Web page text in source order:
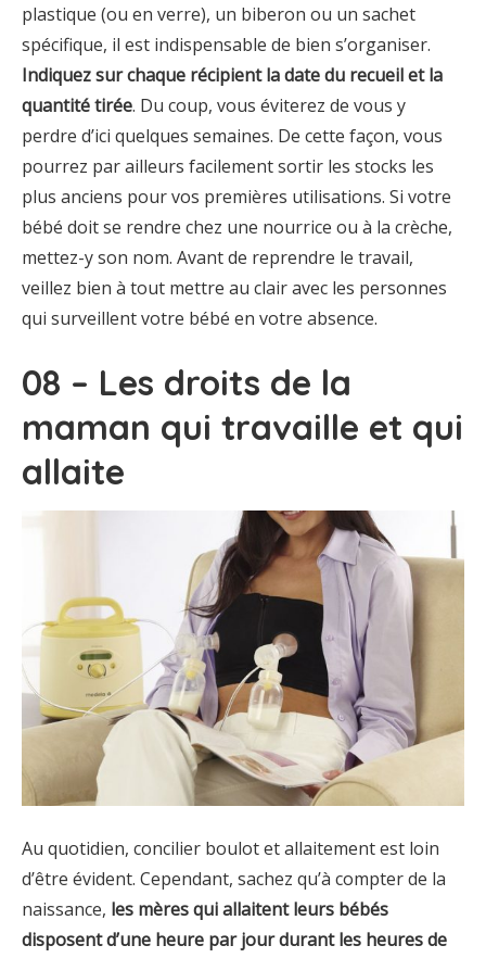
plastique (ou en verre), un biberon ou un sachet
spécifique, il est indispensable de bien s’organiser.
Indiquez sur chaque récipient la date du recueil et la
quantité tirée. Du coup, vous éviterez de vous y
perdre d’ici quelques semaines. De cette façon, vous
pourrez par ailleurs facilement sortir les stocks les
plus anciens pour vos premières utilisations. Si votre
bébé doit se rendre chez une nourrice ou à la crèche,
mettez-y son nom. Avant de reprendre le travail,
veillez bien à tout mettre au clair avec les personnes
qui surveillent votre bébé en votre absence.
08 – Les droits de la
maman qui travaille et qui
allaite
Au quotidien, concilier boulot et allaitement est loin
d’être évident. Cependant, sachez qu’à compter de la
naissance, les mères qui allaitent leurs bébés
disposent d’une heure par jour durant les heures de